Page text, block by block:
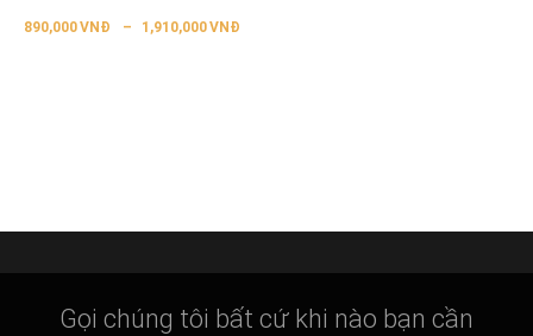
890,000VNĐ – 1,910,000VNĐ
Gọi chúng tôi bất cứ khi nào bạn cần